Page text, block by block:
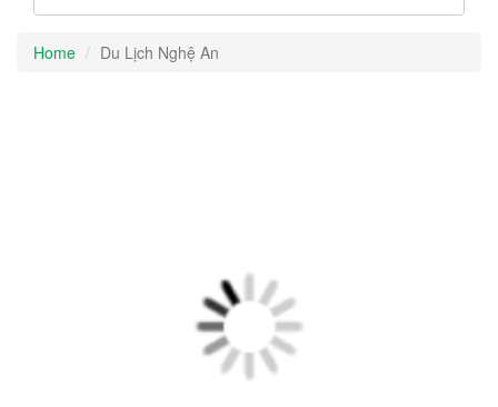
Home Du Lịch Nghệ An